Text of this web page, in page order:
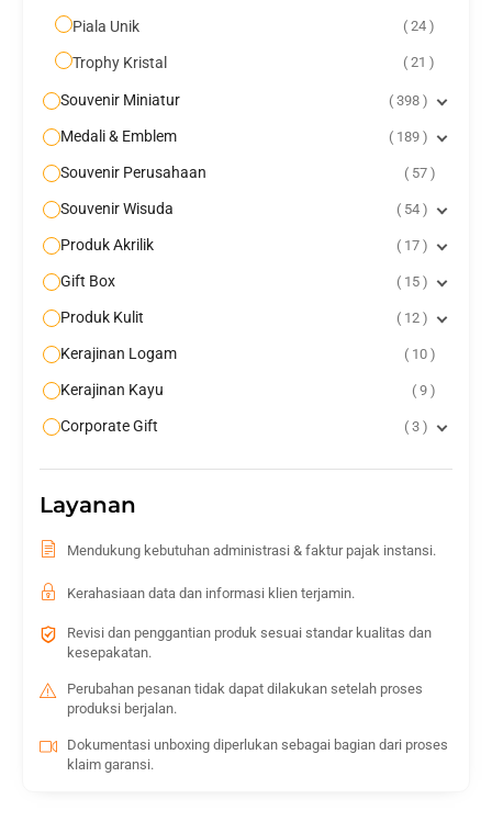
Piala Unik 24
Trophy Kristal 21
Souvenir Miniatur 398
Medali & Emblem 189
Souvenir Perusahaan 57
Souvenir Wisuda 54
Produk Akrilik 17
Gift Box 15
Produk Kulit 12
Kerajinan Logam 10
Kerajinan Kayu 9
Corporate Gift 3
Layanan
Mendukung kebutuhan administrasi & faktur pajak instansi.
Kerahasiaan data dan informasi klien terjamin.
Revisi dan penggantian produk sesuai standar kualitas dan
kesepakatan.
Perubahan pesanan tidak dapat dilakukan setelah proses
produksi berjalan.
Dokumentasi unboxing diperlukan sebagai bagian dari proses
klaim garansi.